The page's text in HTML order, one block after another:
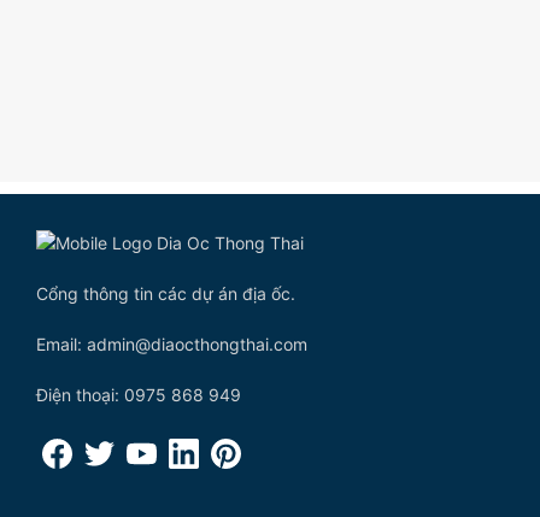
Cổng thông tin các dự án địa ốc.
Email: admin@diaocthongthai.com
Điện thoại: 0975 868 949